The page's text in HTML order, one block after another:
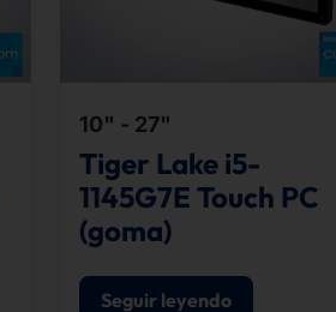
10" - 27"
Tiger Lake i5-
1145G7E Touch PC
(goma)
Seguir leyendo